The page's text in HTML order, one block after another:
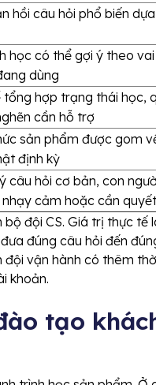
hồi câu hỏi phổ biến
học có thể gợi ý theo
dùng
tổng hợp trạng thái học,
cần hỗ trợ
sản phẩm được gom
định kỳ
câu hỏi cơ bản, con
cảm hoặc cần
đội CS. Giá trị thực tế
đúng câu hỏi đến
vận hành có thêm
khoản.
tạo